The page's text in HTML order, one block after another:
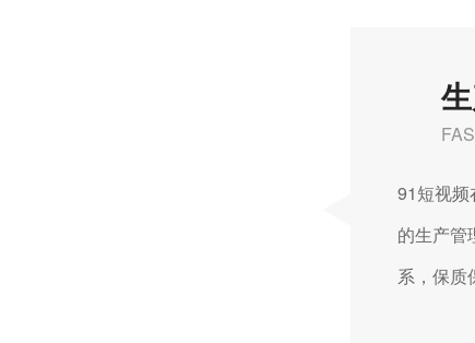
91短视频
的生产管
系，保质